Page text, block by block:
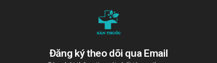
"Cám ơn quý khách hàng đã tin dùng sản phẩm và dịch vụ tại Sàn
thuốc. Chúng tôi cam kết cung cấp các sản phẩm chính hãng, với
giá thành phải chăng. Chúc quý khách một ngày tràn đầy năng
lượng và vui vẻ!"
Đăng ký theo dõi qua Email